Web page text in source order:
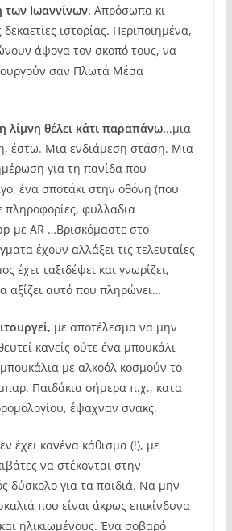
των Ιωαννίνων. Απρόσωπα κι
δεκαετίες ιστορίας. Περιποιημένα,
άψογα τον σκοπό τους, να
σαν Πλωτά Μέσα
λίμνη θέλει κάτι παραπάνω...μια
έστω. Μια ενδιάμεση στάση. Μια
για τη πανίδα που
ένα σποτάκι στην οθόνη (που
πληροφορίες, φυλλάδια
με AR …Βρισκόμαστε στο
έχουν αλλάξει τις τελευταίες
έχει ταξιδέψει και γνωρίζει,
αξίζει αυτό που πληρώνει…
με αποτέλεσμα να μην
κανείς ούτε ένα μπουκάλι
με αλκοόλ κοσμούν το
Παιδάκια σήμερα π.χ., κατα
έψαχναν σνακς.
έχει κανένα κάθισμα (!), με
να στέκονται στην
δύσκολο για τα παιδιά. Να μην
που είναι άκρως επικίνδυνα
ηλικιωμένους. Ένα σοβαρό